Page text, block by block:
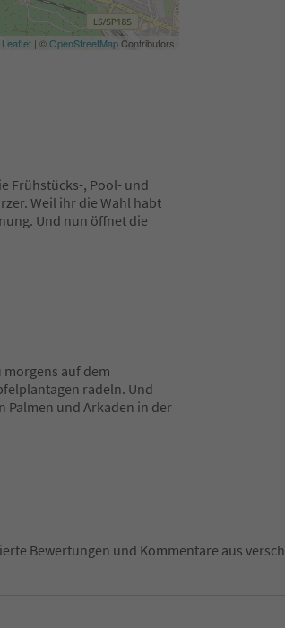
| ©OpenStreetMapContributors
Frühstücks-, Pool- und
Weil ihr die Wahl habt
Und nun öffnet die
auf dem
radeln. Und
Palmen und Arkaden in der
Bewertungen und Kommentare aus